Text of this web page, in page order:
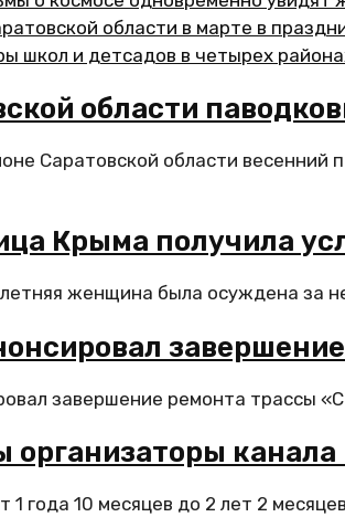
области в марте в
школ и детсадов в четырех
области
Саратовской области
Крыма получила
женщина была осуждена за
завершение ремонта трассы
1 года 10 месяцев до 2 лет 2